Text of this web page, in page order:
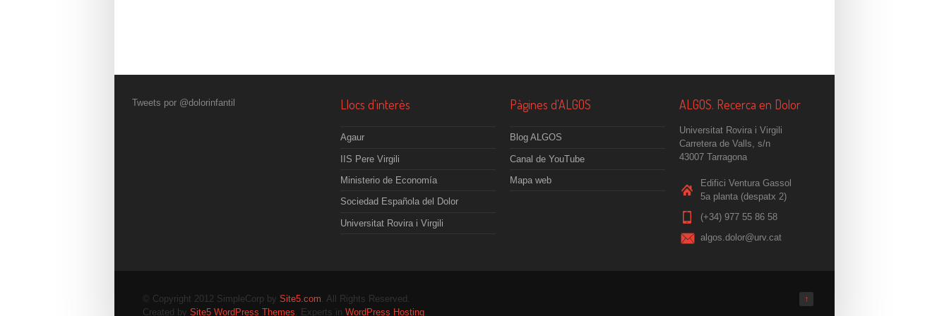
Tweets por @dolorinfantil Llocs d'interès
Agaur
IIS Pere Virgili
Ministerio de Economía
Sociedad Española del Dolor
Universitat Rovira i Virgili
Pàgines d'ALGOS
Blog ALGOS
Canal de YouTube
Mapa web
ALGOS. Recerca en Dolor
Universitat Rovira i Virgili
Carretera de Valls, s/n
43007 Tarragona
Edifici Ventura Gassol
5a planta (despatx 2)
(+34) 977 55 86 58
algos.dolor@urv.cat
↑
© Copyright 2012 SimpleCorp by Site5.com . All Rights Reserved.
Created by Site5 WordPress Themes . Experts in WordPress Hosting